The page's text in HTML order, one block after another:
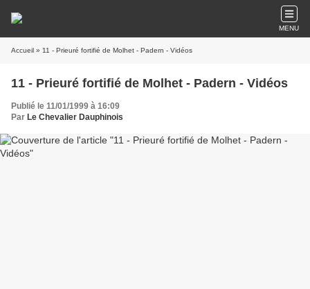
MENU
Accueil » 11 - Prieuré fortifié de Molhet - Padern - Vidéos
11 - Prieuré fortifié de Molhet - Padern - Vidéos
Publié le 11/01/1999 à 16:09
Par Le Chevalier Dauphinois